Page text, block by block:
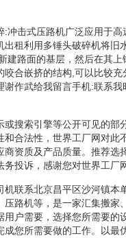
冲击式压路机广泛应用于
租利用多锤头破碎机将旧
建路面的基层，然后在其
合嵌挤的结构,可以比较充
作武给我留言手机:联系我
搜索引擎等公开可见的部
合法性，世界工厂网对此
资质及产品质量。推荐选
投诉，感谢您对世界工厂
联系北京昌平区沙河镇本
路机等，是一家汇集搬家
户需要，选择您所需要的
您所需要做的工作。以最